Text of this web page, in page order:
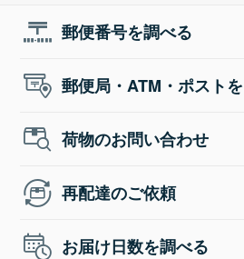
郵便番号を調べる
郵便局・ATM・ポスト
荷物のお問い合わせ
再配達のご依頼
お届け日数を調べる